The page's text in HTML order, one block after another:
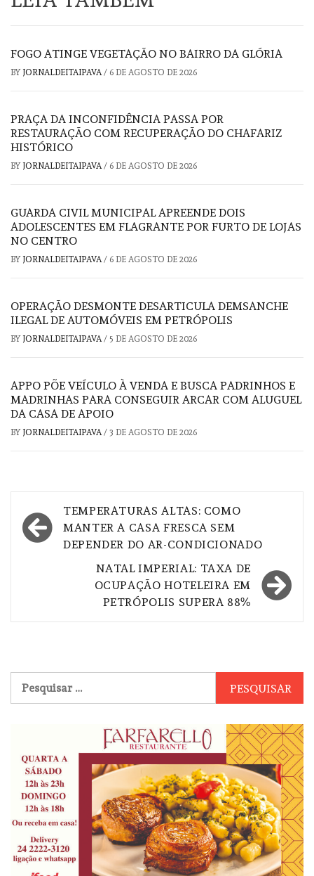
FOGO ATINGE VEGETAÇÃO NO BAIRRO DA GLÓRIA
BY JORNALDEITAIPAVA/ 6 DE AGOSTO DE 2026
PRAÇA DA INCONFIDÊNCIA PASSA POR
RESTAURAÇÃO COM RECUPERAÇÃO DO CHAFARIZ
HISTÓRICO
BY JORNALDEITAIPAVA/ 6 DE AGOSTO DE 2026
GUARDA CIVIL MUNICIPAL APREENDE DOIS
ADOLESCENTES EM FLAGRANTE POR FURTO DE LOJAS
NO CENTRO
BY JORNALDEITAIPAVA/ 6 DE AGOSTO DE 2026
OPERAÇÃO DESMONTE DESARTICULA DEMSANCHE
ILEGAL DE AUTOMÓVEIS EM PETRÓPOLIS
BY JORNALDEITAIPAVA/ 5 DE AGOSTO DE 2026
APPO PÕE VEÍCULO À VENDA E BUSCA PADRINHOS E
MADRINHAS PARA CONSEGUIR ARCAR COM ALUGUEL
DA CASA DE APOIO
BY JORNALDEITAIPAVA/ 3 DE AGOSTO DE 2026
Navegação
de
TEMPERATURAS ALTAS: COMO
MANTER A CASA FRESCA SEM
DEPENDER DO AR-CONDICIONADO
NATAL IMPERIAL: TAXA DE
OCUPAÇÃO HOTELEIRA EM
PETRÓPOLIS SUPERA 88%